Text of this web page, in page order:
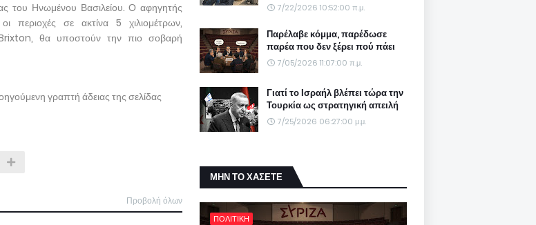
του Ηνωμένου Βασιλείου. Ο αφηγητής
περιοχές σε ακτίνα 5 χιλιομέτρων,
θα υποστούν την πιο σοβαρή
γραπτή άδειας της σελίδας
Προβολή όλων
7/22/2026 10:52:00 π.μ.
Παρέλαβε κόμμα, παρέδωσε
παρέα που δεν ξέρει πού πάει
7/05/2026 11:07:00 π.μ.
Γιατί το Ισραήλ βλέπει τώρα την
Τουρκία ως στρατηγική απειλή
7/25/2026 06:27:00 μ.μ.
ΜΗΝ ΤΟ ΧΑΣΕΤΕ
ΠΟΛΙΤΙΚΗ